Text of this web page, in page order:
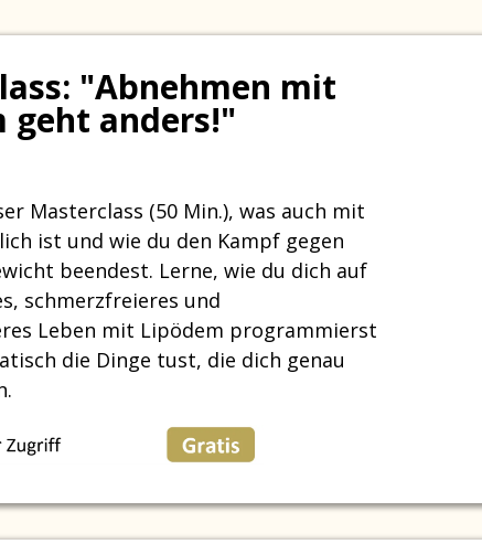
"Abnehmen mit
geht anders!"
Masterclass (50 Min.), was auch mit
ist und wie du den Kampf gegen
beendest. Lerne, wie du dich auf
schmerzfreieres und
Leben mit Lipödem programmierst
die Dinge tust, die dich genau